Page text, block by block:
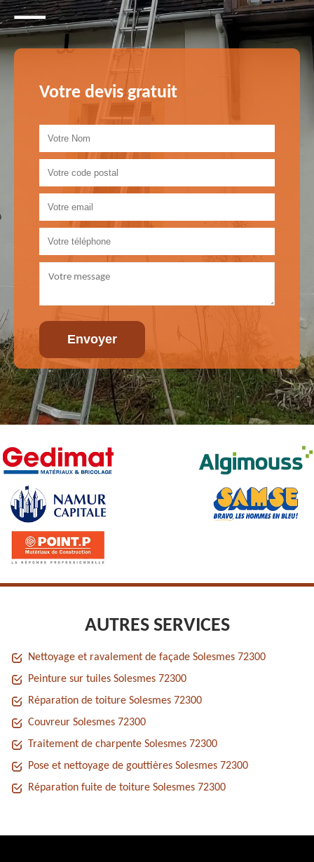
Votre devis gratuit
AUTRES SERVICES
Nettoyage et ravalement de façade Solesmes 72300
Peinture sur tuiles Solesmes 72300
Réparation de toiture Solesmes 72300
Couvreur Solesmes 72300
Traitement de charpente Solesmes 72300
Pose et nettoyage de gouttières Solesmes 72300
Réparation fuite de toiture Solesmes 72300